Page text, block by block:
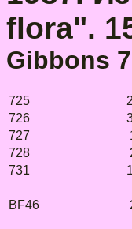
flora".
Gibbons
725
726
727
728
731
BF46